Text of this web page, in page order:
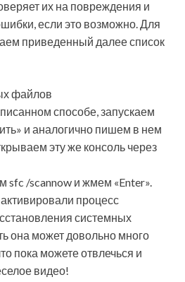
их на повреждения и
если это возможно. Для
приведенный далее список
способе, запускаем
и аналогично пишем в нем
эту же консоль через
sfc /scannow и жмем «Enter».
процесс
системных
она может довольно много
пока можете отвлечься и
видео!